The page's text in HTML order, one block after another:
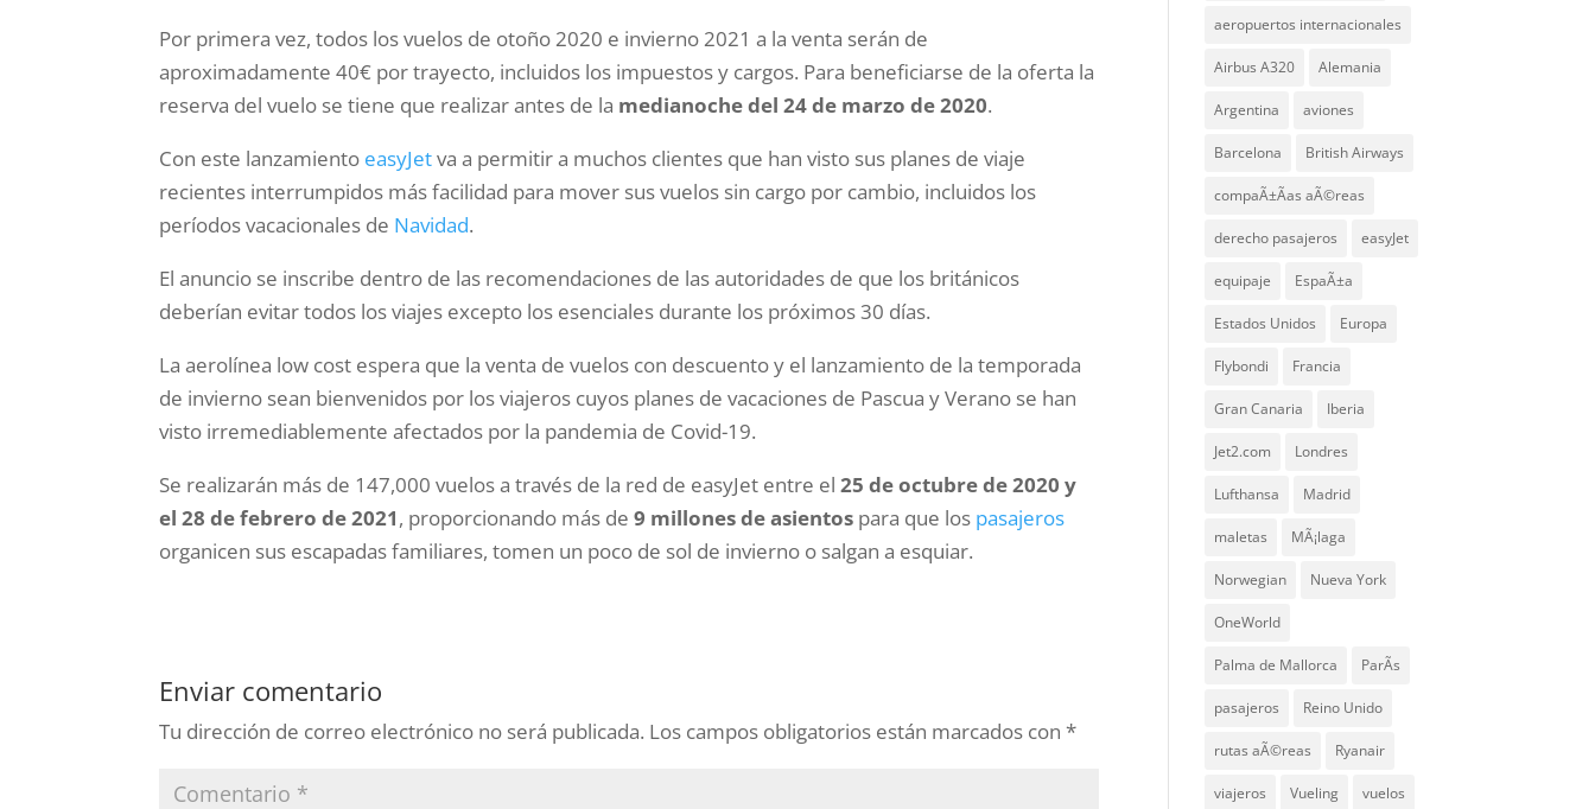
Por primera vez, todos los vuelos de otoño 2020 e invierno 2021 a la venta serán de
aproximadamente 40€ por trayecto, incluidos los impuestos y cargos. Para beneficiarse de la oferta la
reserva del vuelo se tiene que realizar antes de la medianoche del 24 de marzo de 2020.
Con este lanzamiento easyJetva a permitir a muchos clientes que han visto sus planes de viaje
recientes interrumpidos más facilidad para mover sus vuelos sin cargo por cambio, incluidos los
períodos vacacionales de Navidad.
El anuncio se inscribe dentro de las recomendaciones de las autoridades de que los británicos
deberían evitar todos los viajes excepto los esenciales durante los próximos 30 días.
La aerolínea low cost espera que la venta de vuelos con descuento y el lanzamiento de la temporada
de invierno sean bienvenidos por los viajeros cuyos planes de vacaciones de Pascua y Verano se han
visto irremediablemente afectados por la pandemia de Covid-19.
Se realizarán más de 147,000 vuelos a través de la red de easyJet entre el25 de octubre de 2020 y
el 28 de febrero de 2021, proporcionando más de9 millones de asientos para que los pasajeros
organicen sus escapadas familiares, tomen un poco de sol de invierno o salgan a esquiar.
Enviar comentario
Tu dirección de correo electrónico no será publicada. Los campos obligatorios están marcados con*
aeropuertos internacionales
Airbus A320 Alemania
Argentina aviones
Barcelona British Airways
compaÃ±Ã­as aÃ©reas
derecho pasajeros easyJet
equipaje EspaÃ±a
Estados Unidos Europa
Flybondi Francia
Gran Canaria Iberia
Jet2.com Londres
Lufthansa Madrid
maletas MÃ¡laga
Norwegian Nueva York
OneWorld
Palma de Mallorca ParÃ­s
pasajeros Reino Unido
rutas aÃ©reas Ryanair
viajeros Vueling vuelos